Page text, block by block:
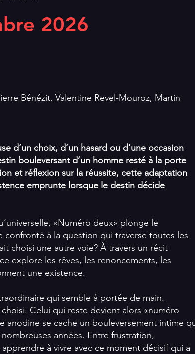
2026
Bénézit, Valentine Revel-Mouroz, Martin
d’un choix, d’un hasard ou d’une occasion
bouleversant d’un homme resté à la porte
et réflexion sur la réussite, cette adaptation
emprunte lorsque le destin décide
«Numéro deux» plonge le
confronté à la question qui traverse toutes les
choisi une autre voie? À travers un récit
explore les rêves, les renoncements, les
une existence.
qui semble à portée de main.
Celui qui reste devient alors «numéro
anodine se cache un bouleversement intime
années. Entre frustration,
à vivre avec ce moment décisif qui a